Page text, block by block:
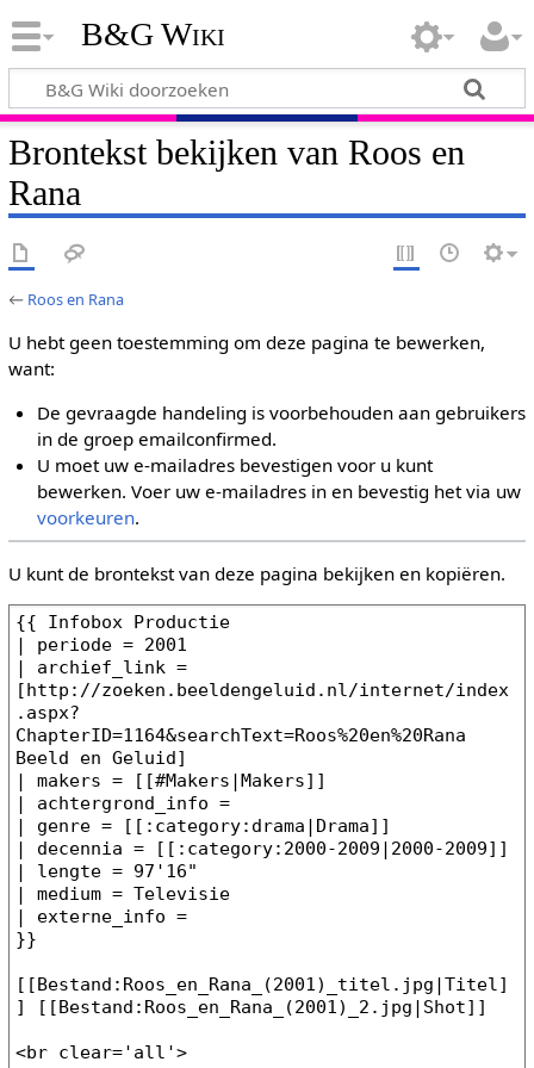
B&G Wiki
Brontekst bekijken van Roos en
Rana
← Roos en Rana
U hebt geen toestemming om deze pagina te bewerken,
want:
De gevraagde handeling is voorbehouden aan gebruikers
in de groep emailconfirmed.
U moet uw e-mailadres bevestigen voor u kunt
bewerken. Voer uw e-mailadres in en bevestig het via uw
voorkeuren.
U kunt de brontekst van deze pagina bekijken en kopiëren.